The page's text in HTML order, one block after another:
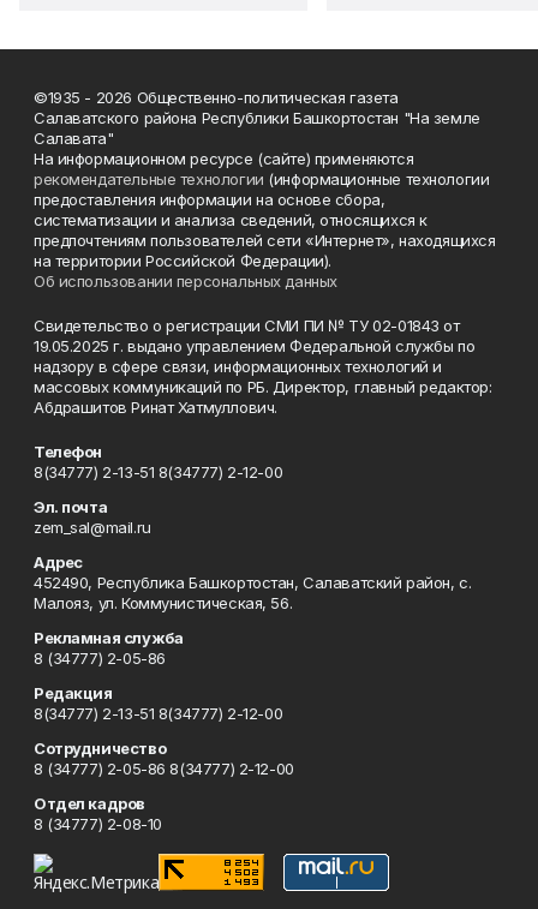
©1935 - 2026 Общественно-политическая газета
Салаватского района Республики Башкортостан "На земле
Салавата"
На информационном ресурсе (сайте) применяются
рекомендательные технологии (информационные технологии
предоставления информации на основе сбора,
систематизации и анализа сведений, относящихся к
предпочтениям пользователей сети «Интернет», находящихся
на территории Российской Федерации).
Об использовании персональных данных
Свидетельство о регистрации СМИ ПИ № ТУ 02-01843 от
19.05.2025 г. выдано управлением Федеральной службы по
надзору в сфере связи, информационных технологий и
массовых коммуникаций по РБ. Директор, главный редактор:
Абдрашитов Ринат Хатмуллович.
Телефон
8(34777) 2-13-51 8(34777) 2-12-00
Эл. почта
zem_sal@mail.ru
Адрес
452490, Республика Башкортостан, Салаватский район, с.
Малояз, ул. Коммунистическая, 56.
Рекламная служба
8 (34777) 2-05-86
Редакция
8(34777) 2-13-51 8(34777) 2-12-00
Сотрудничество
8 (34777) 2-05-86 8(34777) 2-12-00
Отдел кадров
8 (34777) 2-08-10